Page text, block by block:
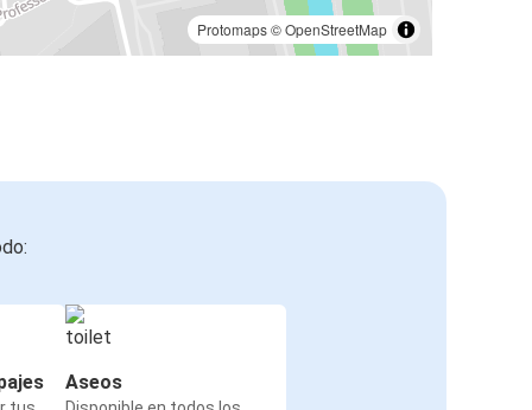
Protomaps©OpenStreetMap
Aseos